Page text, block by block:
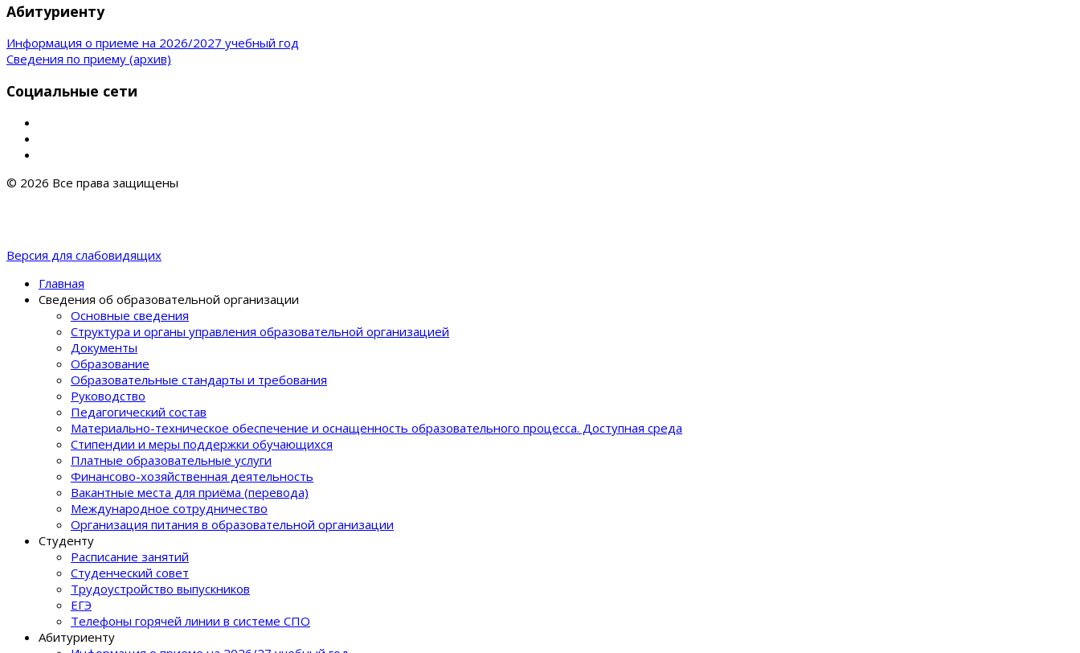
Абитуриенту
Информация о приеме на 2026/2027 учебный год
Сведения по приему (архив)
Социальные сети
© 2026 Все права защищены
Версия для слабовидящих
Главная
Сведения об образовательной организации
Основные сведения
Структура и органы управления образовательной организацией
Документы
Образование
Образовательные стандарты и требования
Руководство
Педагогический состав
Материально-техническое обеспечение и оснащенность образовательного процеcса. Доступная среда
Стипендии и меры поддержки обучающихся
Платные образовательные услуги
Финансово-хозяйственная деятельность
Вакантные места для приёма (перевода)
Международное сотрудничество
Организация питания в образовательной организации
Студенту
Расписание занятий
Студенческий совет
Трудоустройство выпускников
ЕГЭ
Телефоны горячей линии в системе СПО
Абитуриенту